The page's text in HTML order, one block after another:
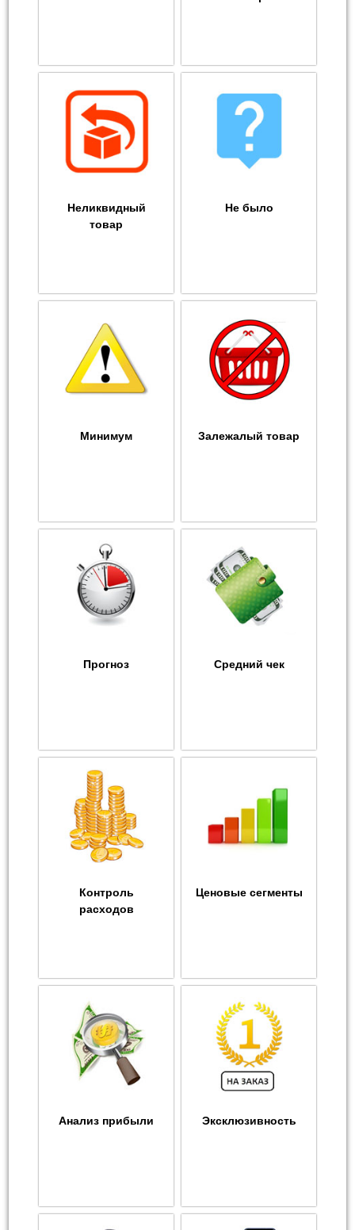
Неликвидный
товар
Не было
Минимум Залежалый товар
Прогноз Средний чек
Контроль
расходов
Ценовые сегменты
Анализ прибыли Эксклюзивность